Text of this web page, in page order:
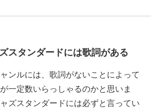
スタンダードには歌詞がある
ンルには、歌詞がないことによって
一定数いらっしゃるのかと思いま
ズスタンダードには必ずと言ってい